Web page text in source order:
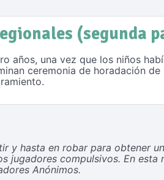
(segunda
años, una vez que los niños
ceremonia de horadación
y hasta en robar para obtener
jugadores compulsivos. En
Anónimos.